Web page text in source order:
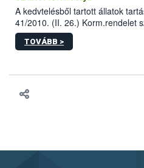
A kedvtelésből tartott állatok
41/2010. (II. 26.) Korm.rendelet
sérülés, illetve ennek veszélye
hatósági feladatokat, valamint a
TOVÁBB >